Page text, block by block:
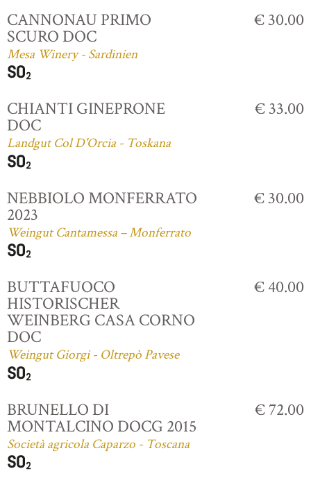
CANNONAU PRIMO
SCURO DOC
Mesa Winery - Sardinien
€ 30.00
CHIANTI GINEPRONE
DOC
Landgut Col D'Orcia - Toskana
€ 33.00
NEBBIOLO MONFERRATO
2023
Weingut Cantamessa – Monferrato
€ 30.00
BUTTAFUOCO
HISTORISCHER
WEINBERG CASA CORNO
DOC
Weingut Giorgi - Oltrepò Pavese
€ 40.00
BRUNELLO DI
MONTALCINO DOCG 2015
Società agricola Caparzo - Toscana
€ 72.00